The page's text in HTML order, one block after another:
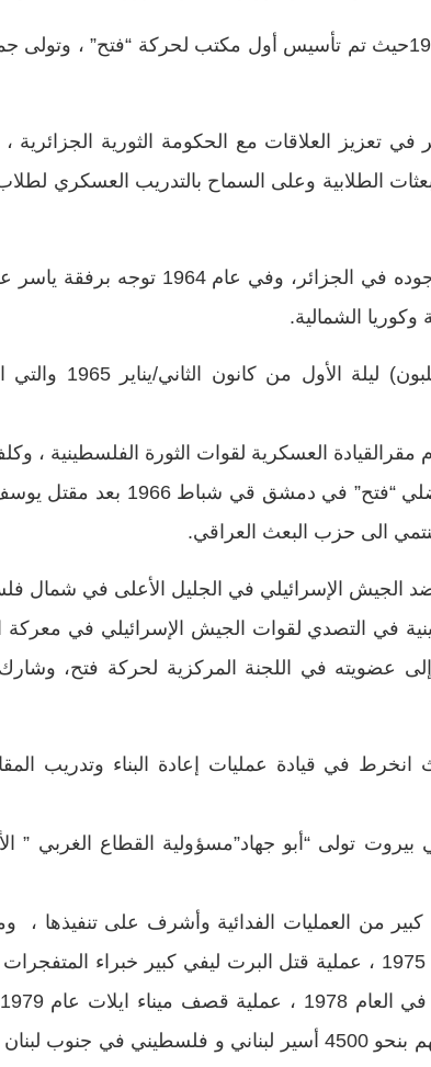
سافر مع ياسر عرفات إلى الجزائر في العام 1963حيث تم تأسيس أول مكتب
تعزيز العلاقات مع الحكومة الثورية
الطلابية وعلى السماح بالتدريب العسكري
أقام أول إتصالات مع البلدان
وكوريا الشمالية.
خطط عملية نسف
اعتقل هو وياسرعرفات وعشرة
الى حزب البعث العراقي.
إلى عضويته في اللجنة المركزية لحركة فتح،
العام 1971 إلى لبنان حيث انخرط في قيادة عمليات إعادة البناء
اغتيال إسرائيل لكمال عدوان في 1973 في بيروت تولى “أبو
من العمليات الفدائية وأشرف على تنفيذها